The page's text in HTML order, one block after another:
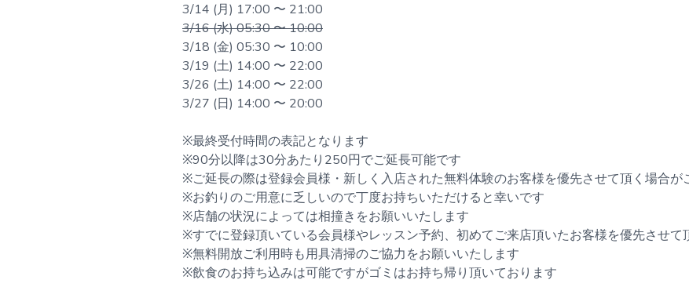
3/14 (月) 17:00 〜 21:00
3/16 (水) 05:30 〜 10:00
3/18 (金) 05:30 〜 10:00
3/19 (土) 14:00 〜 22:00
3/26 (土) 14:00 〜 22:00
3/27 (日) 14:00 〜 20:00
※最終受付時間の表記となります
※90分以降は30分あたり250円でご延長可能です
※ご延長の際は登録会員様・新しく入店された無料体験のお客様を優先させて頂く場合が
※お釣りのご用意に乏しいので丁度お持ちいただけると幸いです
※店舗の状況によっては相撞きをお願いいたします
※すでに登録頂いている会員様やレッスン予約、初めてご来店頂いたお客様を優先させて
※無料開放ご利用時も用具清掃のご協力をお願いいたします
※飲食のお持ち込みは可能ですがゴミはお持ち帰り頂いております